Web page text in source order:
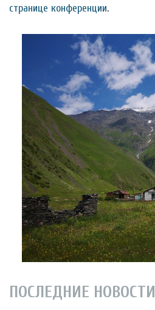
странице конференции.
ПОСЛЕДНИЕ НОВОСТИ